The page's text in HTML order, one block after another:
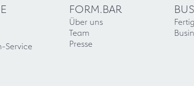
Service
FORM.BAR
Über uns
Team
Presse